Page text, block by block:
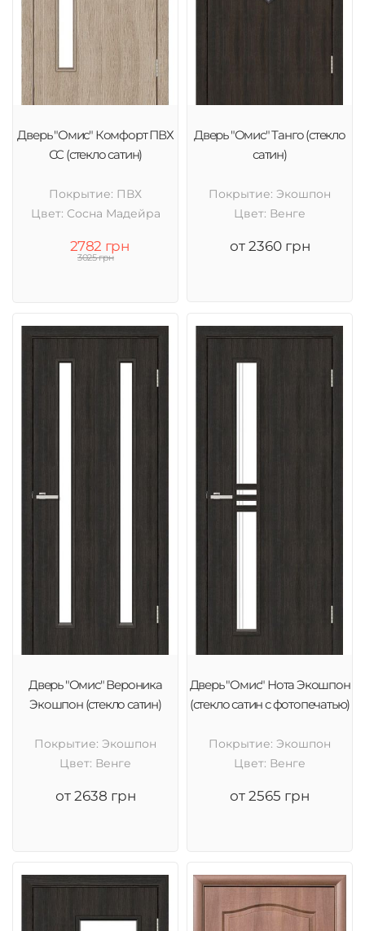
Дверь "Омис" Комфорт ПВХ
СС (стекло сатин)
Покрытие: ПВХ
Цвет: Cосна Мадейра
2782 грн
3025 грн
Дверь "Омис" Танго (стекло
сатин)
Покрытие: Экошпон
Цвет: Венге
от 2360 грн
Дверь "Омис" Вероника
Экошпон (стекло сатин)
Покрытие: Экошпон
Цвет: Венге
от 2638 грн
Дверь "Омис" Нота Экошпон
(стекло сатин с фотопечатью)
Покрытие: Экошпон
Цвет: Венге
от 2565 грн